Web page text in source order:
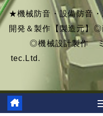
★機械防音・設備防音・
開発＆製作【製造元】
◎機械設計製作